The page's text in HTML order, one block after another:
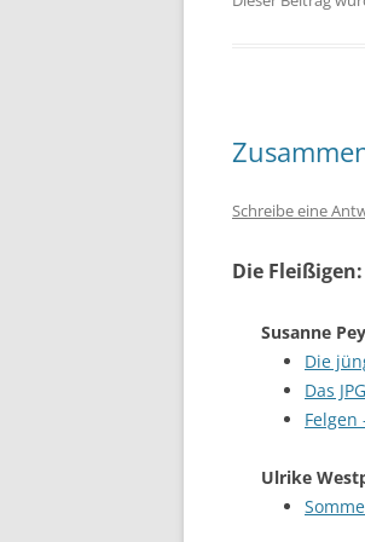
Schreibe eine
Die Fleißigen:
Susanne
Die
Das
Ulrike